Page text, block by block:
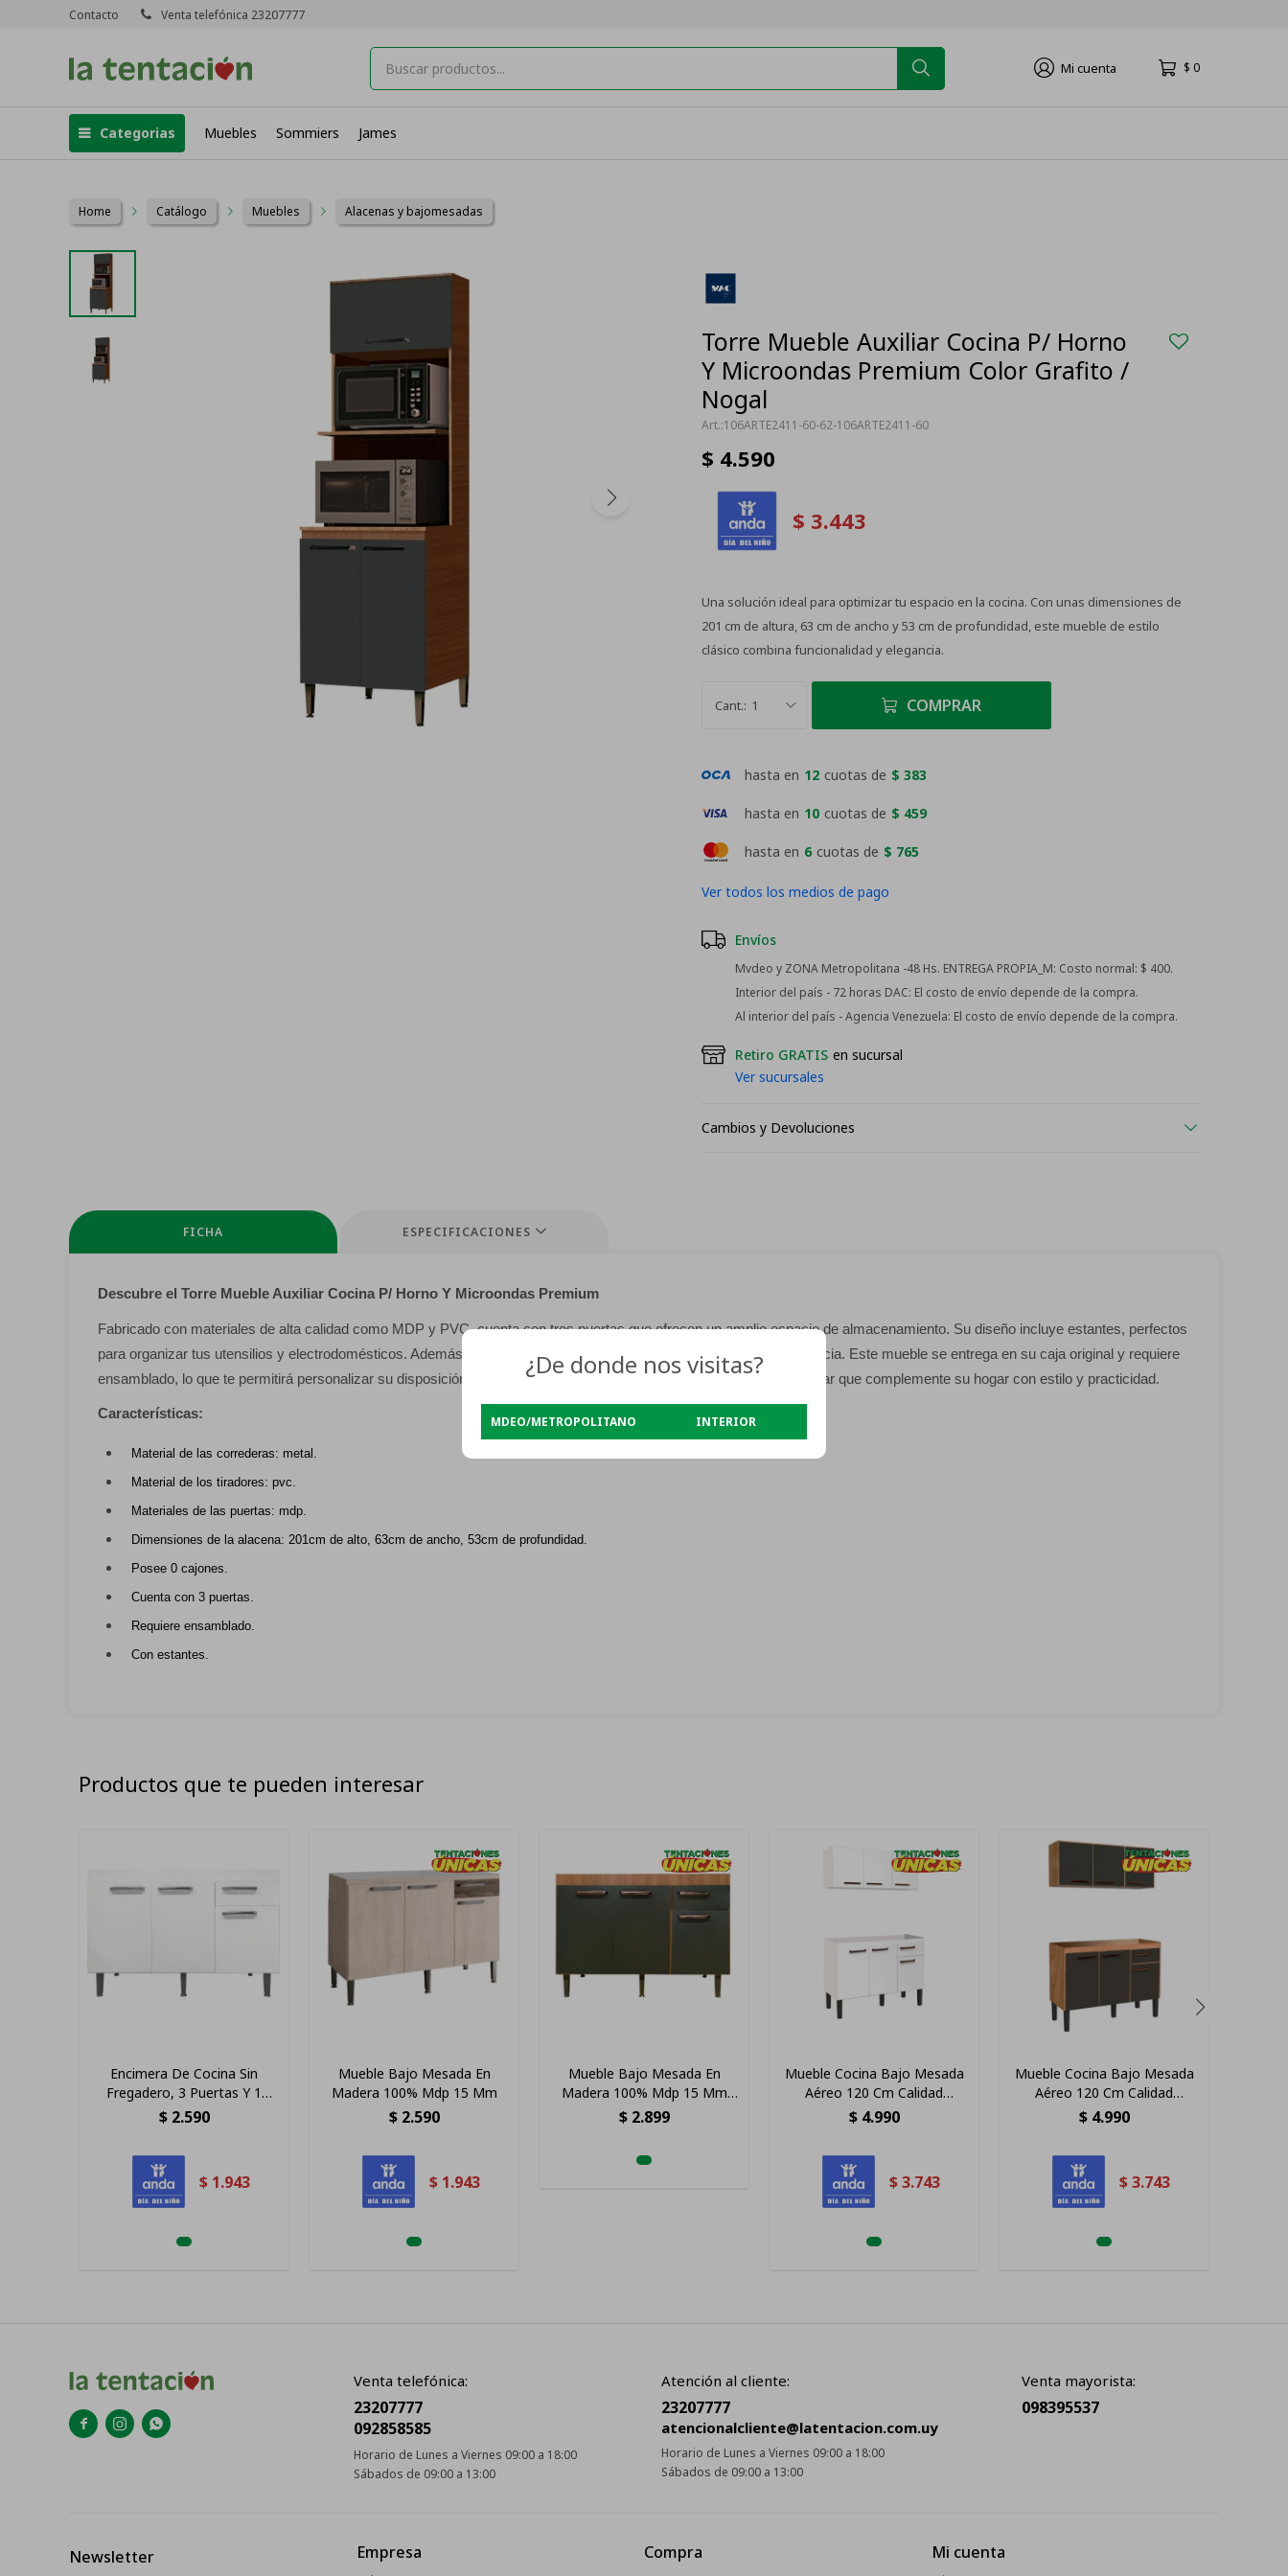
Categorias Muebles Sommiers James
$ 0
Contacto Venta telefónica 23207777
Home Catálogo Muebles Alacenas y bajomesadas
Torre Mueble Auxiliar Cocina P/ Horno
Y Microondas Premium Color Grafito /
Nogal
106ARTE2411-60-62-106ARTE2411-60
$ 4.590
$ 3.443
Una solución ideal para optimizar tu espacio en la cocina. Con unas dimensiones de
201 cm de altura, 63 cm de ancho y 53 cm de profundidad, este mueble de estilo
clásico combina funcionalidad y elegancia.
1 COMPRAR
hasta en 6 cuotas de $ 765
hasta en 12 cuotas de $ 383
hasta en 10 cuotas de $ 459
Ver todos los medios de pago
Envíos
Mvdeo y ZONA Metropolitana -48 Hs. ENTREGA PROPIA_M: Costo normal: $ 400.
Interior del país - 72 horas DAC: El costo de envío depende de la compra.
Al interior del país - Agencia Venezuela: El costo de envío depende de la compra.
Retiro GRATIS en sucursal
Ver sucursales
Cambios y Devoluciones
FICHA ESPECIFICACIONES
Descubre el Torre Mueble Auxiliar Cocina P/ Horno Y Microondas Premium
Fabricado con materiales de alta calidad como MDP y PVC, cuenta con tres puertas que ofrecen un amplio espacio de almacenamiento. Su diseño incluye estantes, perfectos
para organizar tus utensilios y electrodomésticos. Además, las correderas de metal garantizan durabilidad y resistencia. Este mueble se entrega en su caja original y requiere
ensamblado, lo que te permitirá personalizar su disposición en tu cocina. Ideal para quienes buscan un mueble auxiliar que complemente su hogar con estilo y practicidad.
Características:
Material de las correderas: metal.
Material de los tiradores: pvc.
Materiales de las puertas: mdp.
Dimensiones de la alacena: 201cm de alto, 63cm de ancho, 53cm de profundidad.
Posee 0 cajones.
Cuenta con 3 puertas.
Requiere ensamblado.
Con estantes.
Productos que te pueden interesar
Encimera De Cocina Sin
Fregadero, 3 Puertas Y 1
Cajón, Color Blanco
$ 2.590
$ 1.943
Mueble Bajo Mesada En
Madera 100% Mdp 15 Mm
$ 2.590
$ 1.943
Mueble Bajo Mesada En
Madera 100% Mdp 15 Mm
Nogal Grafito
$ 2.899
Mueble Cocina Bajo Mesada
Aéreo 120 Cm Calidad
Premium®
$ 4.990
$3.743
Mueble Cocina Bajo Mesada
Aéreo 120 Cm Calidad
Premium® Ltc
$ 4.990
$3.743
  
Venta telefónica:
23207777
092858585
Horario de Lunes a Viernes 09:00 a 18:00
Sábados de 09:00 a 13:00
Atención al cliente:
23207777
atencionalcliente@latentacion.com.uy
Horario de Lunes a Viernes 09:00 a 18:00
Sábados de 09:00 a 13:00
Venta mayorista:
098395537
Empresa Compra Mi cuenta
Newsletter
¿De donde nos visitas?
MDEO/METROPOLITANO INTERIOR